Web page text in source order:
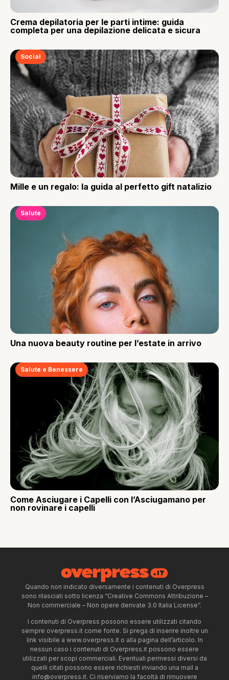
Crema depilatoria per le parti intime: guida
completa per una depilazione delicata e sicura
Social
Mille e un regalo: la guida al perfetto gift natalizio
Salute
Una nuova beauty routine per l’estate in arrivo
Salute e Benessere
Come Asciugare i Capelli con l’Asciugamano per
non rovinare i capelli
Quando non indicato diversamente i contenuti di Overpress
sono rilasciati sotto licenza “Creative Commons Attribuzione –
Non commerciale – Non opere derivate 3.0 Italia License”.
I contenuti di Overpress possono essere utilizzati citando
sempre overpress.it come fonte. Si prega di inserire inoltre un
link visibile a www.overpress.it o alla pagina dell’articolo. In
nessun caso i contenuti di Overpress.it possono essere
utilizzati per scopi commerciali. Eventuali permessi diversi da
quelli citati possono essere richiesti inviando una mail a
info@overpress.it. Ci riserviamo la facoltà di rimuovere